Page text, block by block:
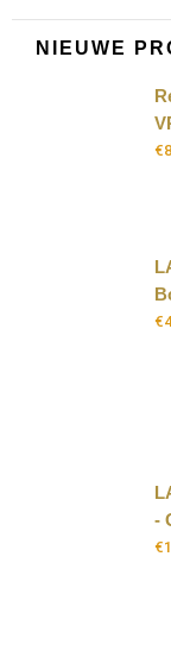
NIEUWE
€
€
-
€